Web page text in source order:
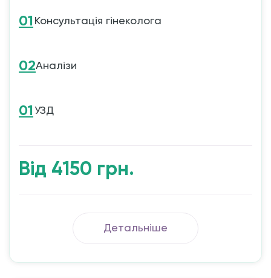
01 Консультація гінеколога
02Аналізи
01 УЗД
Від 4150 грн.
Детальніше